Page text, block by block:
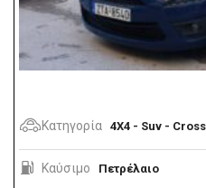
Κατηγορία 4X4 - Suv -
Καύσιμο Πετρέλαιο